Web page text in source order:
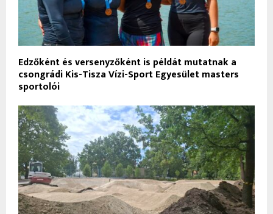
Edzőként és versenyzőként is példát mutatnak a
csongrádi Kis-Tisza Vízi-Sport Egyesület masters
sportolói